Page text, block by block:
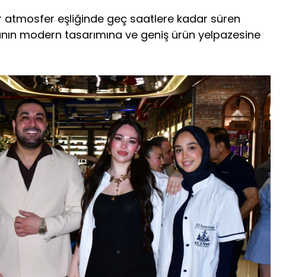
atmosfer eşliğinde geç saatlere kadar süren
modern tasarımına ve geniş ürün yelpazesine